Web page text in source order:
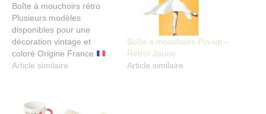
Boîte à mouchoirs rétro
Plusieurs modèles
disponibles pour une
décoration vintage et
coloré Origine France
Article similaire
Boîte à mouchoirs Pin-up –
Rétro/ Jaune
Article similaire